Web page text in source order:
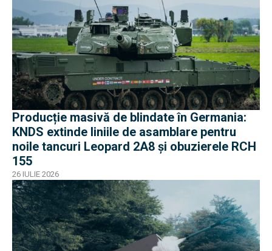
Producție masivă de blindate în Germania:
KNDS extinde liniile de asamblare pentru
noile tancuri Leopard 2A8 și obuzierele RCH
155
26 IULIE 2026